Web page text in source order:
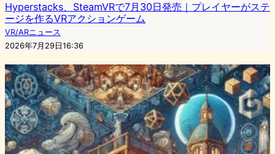
Hyperstacks、SteamVRで7月30日発売｜プレイヤーがステ
ージを作るVRアクションゲーム
VR/ARニュース
2026年7月29日16:36